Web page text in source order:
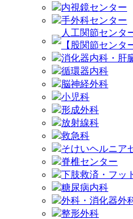
内視鏡センター
手外科センター
人工関節センタ
【股関節センタ
消化器内科・肝
循環器内科
脳神経外科
小児科
形成外科
放射線科
救急科
そけいヘルニア
脊椎センター
下肢救済・フッ
糖尿病内科
外科・消化器外
整形外科